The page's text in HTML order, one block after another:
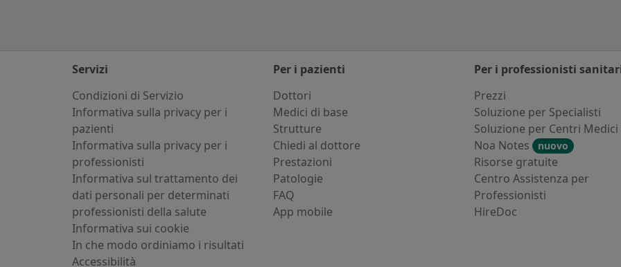
Servizi
Condizioni di Servizio
Informativa sulla privacy per i
pazienti
Informativa sulla privacy per i
professionisti
Informativa sul trattamento dei
dati personali per determinati
professionisti della salute
Informativa sui cookie
In che modo ordiniamo i risultati
Accessibilità
Per i pazienti
Dottori
Medici di base
Strutture
Chiedi al dottore
Prestazioni
Patologie
FAQ
App mobile
Per i professionisti
Prezzi
Soluzione per Specialisti
Soluzione per Centri Medici
Noa Notes
nuovo
Risorse gratuite
Centro Assistenza per
Professionisti
HireDoc